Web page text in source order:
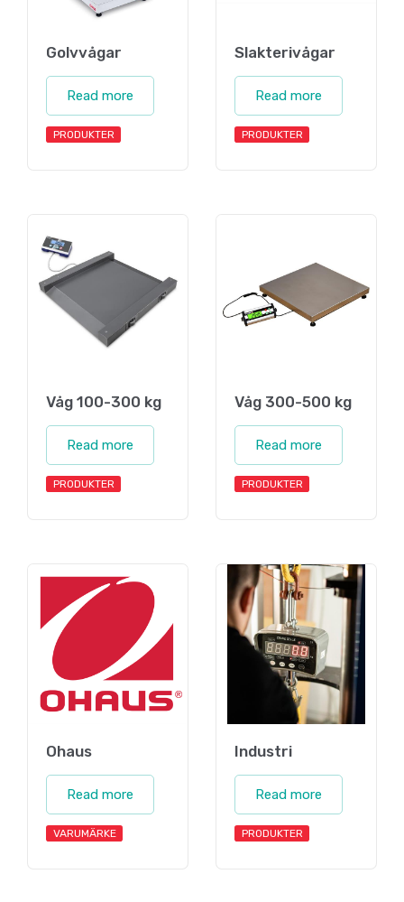
Golvvågar
Read more
PRODUKTER
Slakterivågar
Read more
PRODUKTER
Våg 100-300 kg
Read more
PRODUKTER
Våg 300-500 kg
Read more
PRODUKTER
Ohaus
Read more
VARUMÄRKE
Industri
Read more
PRODUKTER